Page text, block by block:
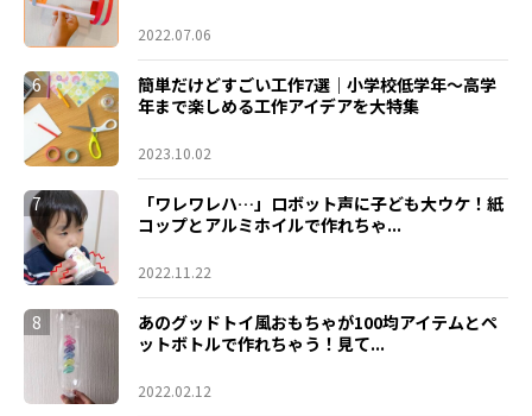
2022.07.06
6
簡単だけどすごい工作7選｜小学校低学年〜高学
年まで楽しめる工作アイデアを大特集
2023.10.02
7
「ワレワレハ…」ロボット声に子ども大ウケ！紙
コップとアルミホイルで作れちゃ...
2022.11.22
8
あのグッドトイ風おもちゃが100均アイテムとペ
ットボトルで作れちゃう！見て...
2022.02.12